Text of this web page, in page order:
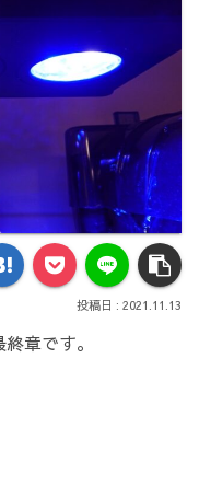
2021.11.13
章です。